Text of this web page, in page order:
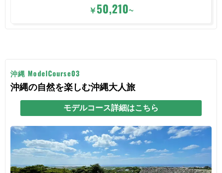
￥ 50,210~
沖縄 ModelCourse03
沖縄の自然を楽しむ沖縄大人旅
モデルコース詳細はこちら